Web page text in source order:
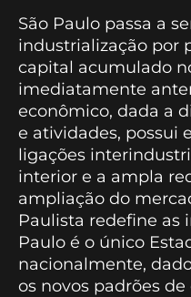
São Paulo passa a
industrialização por
capital acumulado
imediatamente
econômico, dada a
e atividades, possui
ligações
interior e a ampla
ampliação do
Paulista redefine as
Paulo é o único
nacionalmente,
os novos padrões